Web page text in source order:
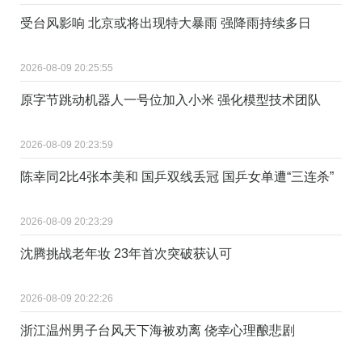
受台风影响 北京或将出现特大暴雨 强降雨持续多日
2026-08-09 20:25:55
原字节跳动机器人一号位加入小米 强化模型技术团队
2026-08-09 20:23:59
陈幸同2比4张本美和 国乒双线丢冠 国乒女单遭“三连杀”
2026-08-09 20:23:29
沈腾挑战老年妆 23年首次突破获认可
2026-08-09 20:22:26
浙江温州男子台风天下海被劝离 侥幸心理酿悲剧